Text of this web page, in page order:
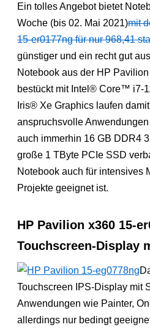
Ein tolles Angebot bietet
Woche (bis 02. Mai 2021)mit
15-er0177ng für nur 968,41
günstiger und ein recht gut
Notebook aus der HP
bestückt mit Intel® Core™ i7-
Iris® Xe Graphics laufen
anspruchsvolle
auch immerhin 16 GB DDR4
große 1 TByte PCIe SSD
Notebook auch für intensives
Projekte geeignet ist.
HP Pavilion x360 15-
Touchscreen-Display
Touchscreen IPS-Display mit
Anwendungen wie Painter,
allerdings nur bedingt